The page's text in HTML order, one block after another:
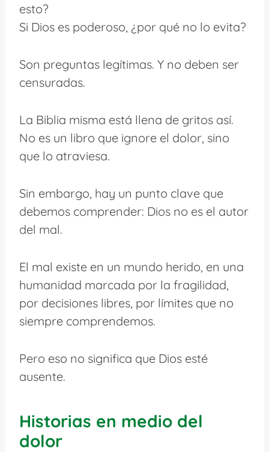
esto?
Si Dios es poderoso, ¿por qué no lo evita?
Son preguntas legítimas. Y no deben ser
censuradas.
La Biblia misma está llena de gritos así.
No es un libro que ignore el dolor, sino
que lo atraviesa.
Sin embargo, hay un punto clave que
debemos comprender: Dios no es el autor
del mal.
El mal existe en un mundo herido, en una
humanidad marcada por la fragilidad,
por decisiones libres, por límites que no
siempre comprendemos.
Pero eso no significa que Dios esté
ausente.
Historias en medio del
dolor